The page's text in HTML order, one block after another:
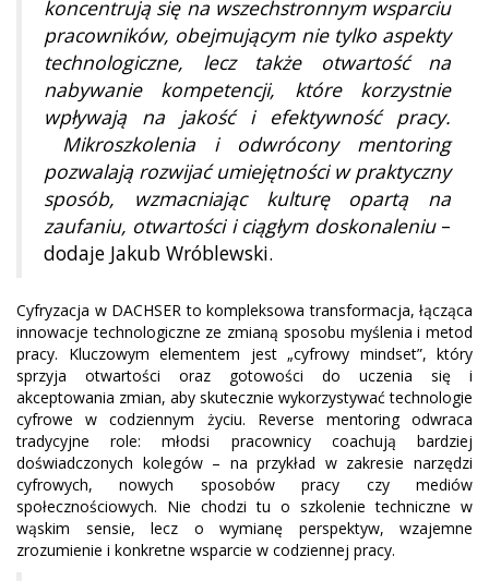
koncentrują się na wszechstronnym wsparciu
pracowników, obejmującym nie tylko aspekty
technologiczne, lecz także otwartość na
nabywanie kompetencji, które korzystnie
wpływają na jakość i efektywność pracy.
Mikroszkolenia i odwrócony mentoring
pozwalają rozwijać umiejętności w praktyczny
sposób, wzmacniając kulturę opartą na
zaufaniu, otwartości i ciągłym doskonaleniu–
dodaje Jakub Wróblewski.
Cyfryzacja w DACHSER to kompleksowa transformacja, łącząca
innowacje technologiczne ze zmianą sposobu myślenia i metod
pracy. Kluczowym elementem jest „cyfrowy mindset”, który
sprzyja otwartości oraz gotowości do uczenia się i
akceptowania zmian, aby skutecznie wykorzystywać technologie
cyfrowe w codziennym życiu. Reverse mentoring odwraca
tradycyjne role: młodsi pracownicy coachują bardziej
doświadczonych kolegów – na przykład w zakresie narzędzi
cyfrowych, nowych sposobów pracy czy mediów
społecznościowych. Nie chodzi tu o szkolenie techniczne w
wąskim sensie, lecz o wymianę perspektyw, wzajemne
zrozumienie i konkretne wsparcie w codziennej pracy.